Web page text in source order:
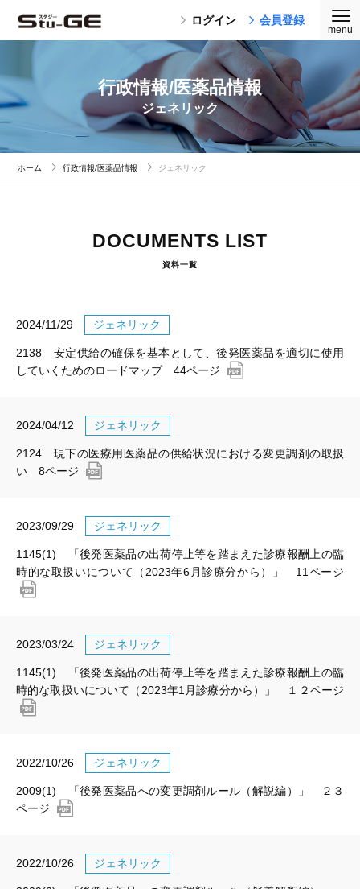
ログイン 会員登録
行政情報/医薬品情報
ジェネリック
ホーム 行政情報/医薬品情報 ジェネリック
DOCUMENTS LIST
資料一覧
2024/11/29 ジェネリック
2138 安定供給の確保を基本として、後発医薬品を適切に使用
していくためのロードマップ 44ページ
2024/04/12 ジェネリック
2124 現下の医療用医薬品の供給状況における変更調剤の取扱
い 8ページ
2023/09/29 ジェネリック
1145(1) 「後発医薬品の出荷停止等を踏まえた診療報酬上の臨
時的な取扱いについて（2023年6月診療分から）」 11ページ
2023/03/24 ジェネリック
1145(1) 「後発医薬品の出荷停止等を踏まえた診療報酬上の臨
時的な取扱いについて（2023年1月診療分から）」 １２ページ
2022/10/26 ジェネリック
2009(1) 「後発医薬品への変更調剤ルール（解説編）」 ２３
ページ
2022/10/26 ジェネリック